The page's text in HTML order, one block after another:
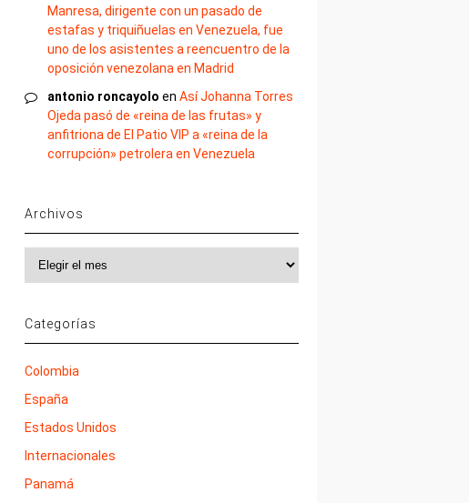
Manresa, dirigente con un pasado de
estafas y triquiñuelas en Venezuela, fue
uno de los asistentes a reencuentro de la
oposición venezolana en Madrid
antonio roncayolo enAsí Johanna Torres
Ojeda pasó de «reina de las frutas» y
anfitriona de El Patio VIP a «reina de la
corrupción» petrolera en Venezuela
Archivos
Categorías
Colombia
España
Estados Unidos
Internacionales
Panamá